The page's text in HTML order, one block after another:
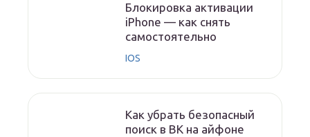
Блокировка активации
iPhone — как снять
самостоятельно
IOS
Как убрать безопасный
поиск в ВК на айфоне